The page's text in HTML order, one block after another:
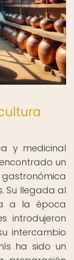
y medicinal
un
Su llegada al
a la época
introdujeron
intercambio
ha sido un